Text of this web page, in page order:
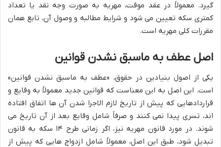
گیرد. معمولاً در عقد موقت، مهریه به صورت وجه نقد یا تعداد
کمتری سکه تعیین می شود و شرایط مطالبه و وصول آن، تابع همان
مقررات کلی مهریه است.
اصل عطف به ماسبق نشدن قوانین
یکی از اصول بنیادین در حقوق، «عطف به ماسبق نشدن قوانین»
است. این اصل به این معناست که قوانین جدید معمولاً به وقایع و
قراردادهایی که پیش از تاریخ لازم الاجرا شدن آن ها اتفاق افتاده
اند، تسری پیدا نمی کنند و صرفاً شامل وقایع بعد از آن تاریخ می
شوند. در مورد قانون مهریه نیز، اگر زمانی طرح ۱۴ سکه به قانون
تبدیل شود، طبق این اصل، معمولاً شامل ازدواج هایی که پیش از